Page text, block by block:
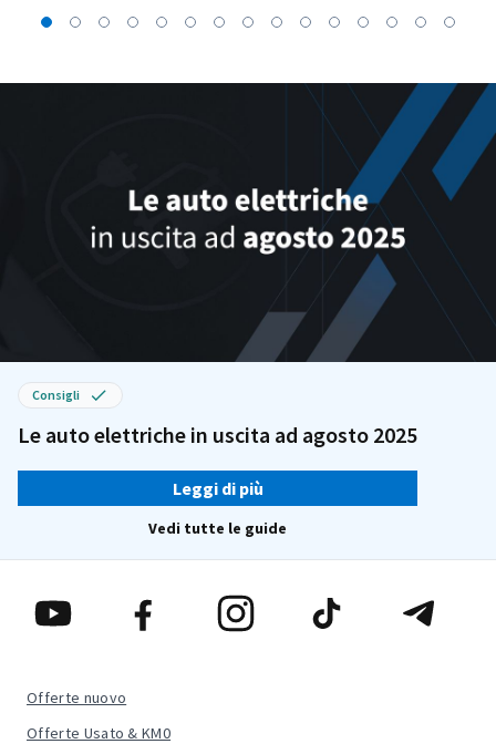
Consigli
Le auto elettriche in uscita ad agosto 2025
Leggi di più
Vedi tutte le guide
Offerte nuovo
Offerte Usato & KM0